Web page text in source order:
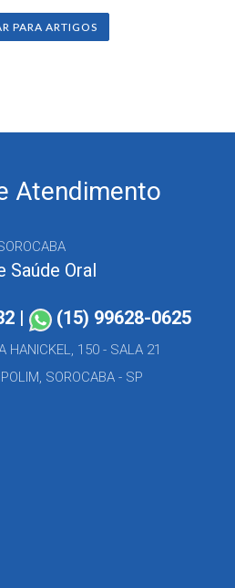
PARA ARTIGOS
Atendimento
Saúde Oral
(15) 99628-0625
HANICKEL, 150 - SALA 21
SOROCABA - SP